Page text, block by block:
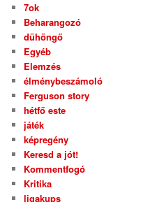
7ok
Beharangozó
dühöngő
Egyéb
Elemzés
élménybeszámoló
Ferguson story
hétfő este
játék
képregény
Keresd a jót!
Kommentfogó
Kritika
ligakups